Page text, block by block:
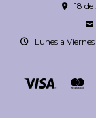
18
Lunes a